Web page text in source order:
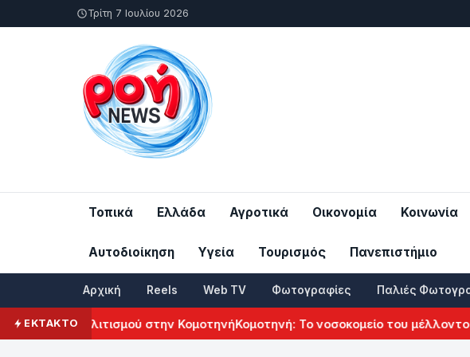
Τρίτη 7 Ιουλίου 2026
Τοπικά Ελλάδα Αγροτικά Οικονομία Κοινωνία
Αυτοδιοίκηση Υγεία Τουρισμός Πανεπιστήμιο
Αρχική Reels Web TV Φωτογραφίες Παλιές
ΕΚΤΑΚΤΟ
Πολιτισμού στην ΚομοτηνήΚομοτηνή: Το νοσοκομείο του μέλλοντος